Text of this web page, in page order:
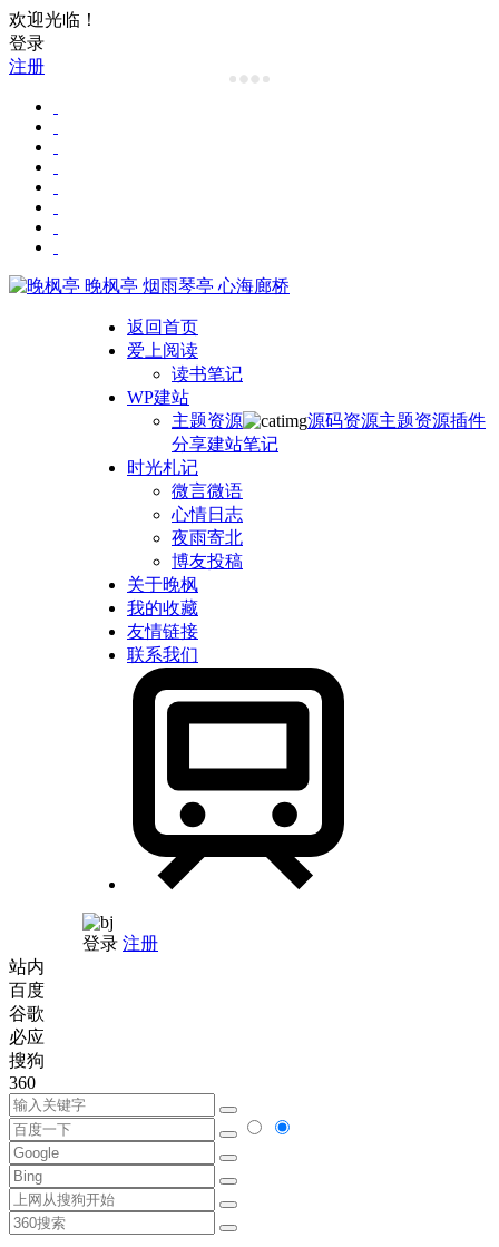
欢迎光临！
登录
注册
晚枫亭 烟雨琴亭 心海廊桥
返回首页
爱上阅读
读书笔记
WP建站
主题资源
源码资源主题资源插件
分享建站笔记
时光札记
微言微语
心情日志
夜雨寄北
博友投稿
关于晚枫
我的收藏
友情链接
联系我们
登录 注册
站内
百度
谷歌
必应
搜狗
360